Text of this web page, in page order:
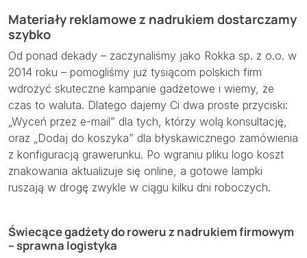
Materiały reklamowe z nadrukiem dostarczamy
szybko
Od ponad dekady – zaczynaliśmy jako Rokka sp. z o.o. w
2014 roku – pomogliśmy już tysiącom polskich firm
wdrożyć skuteczne kampanie gadżetowe i wiemy, że
czas to waluta. Dlatego dajemy Ci dwa proste przyciski:
„Wyceń przez e-mail” dla tych, którzy wolą konsultację,
oraz „Dodaj do koszyka” dla błyskawicznego zamówienia
z konfiguracją grawerunku. Po wgraniu pliku logo koszt
znakowania aktualizuje się online, a gotowe lampki
ruszają w drogę zwykle w ciągu kilku dni roboczych.
Świecące gadżety do roweru z nadrukiem firmowym
– sprawna logistyka